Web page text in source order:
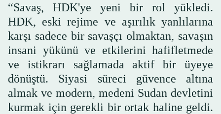
“Savaş, HDK'ye yeni bir rol yükledi.
HDK, eski rejime ve aşırılık yanlılarına
karşı sadece bir savaşçı olmaktan, savaşın
insani yükünü ve etkilerini hafifletmede
ve istikrarı sağlamada aktif bir üyeye
dönüştü. Siyasi süreci güvence altına
almak ve modern, medeni Sudan devletini
kurmak için gerekli bir ortak haline geldi.